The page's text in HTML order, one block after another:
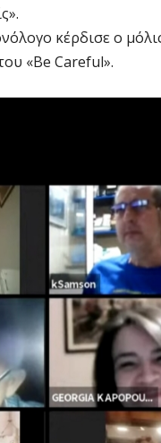
κέρδισε ο
«Be Careful».